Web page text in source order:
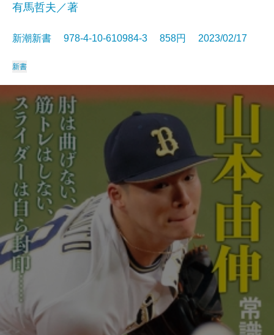
有馬哲夫／著
新潮新書 978-4-10-610984-3 858円 2023/02/17
新書